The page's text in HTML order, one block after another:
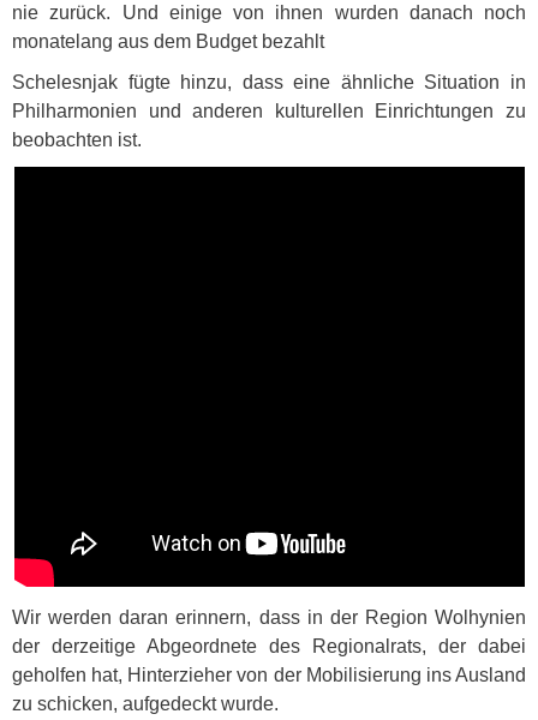
nie zurück. Und einige von ihnen wurden danach noch
monatelang aus dem Budget bezahlt
Schelesnjak fügte hinzu, dass eine ähnliche Situation in
Philharmonien und anderen kulturellen Einrichtungen zu
beobachten ist.
Wir werden daran erinnern, dass in der Region Wolhynien
der derzeitige Abgeordnete des Regionalrats, der dabei
geholfen hat, Hinterzieher von der Mobilisierung ins Ausland
zu schicken, aufgedeckt wurde.